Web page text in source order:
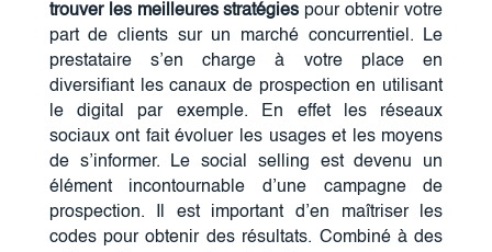
trouver les meilleures stratégies pour obtenir votre
part de clients sur un marché concurrentiel. Le
prestataire s’en charge à votre place en
diversifiant les canaux de prospection en utilisant
le digital par exemple. En effet les réseaux
sociaux ont fait évoluer les usages et les moyens
de s’informer. Le social selling est devenu un
élément incontournable d’une campagne de
prospection. Il est important d’en maîtriser les
codes pour obtenir des résultats. Combiné à des